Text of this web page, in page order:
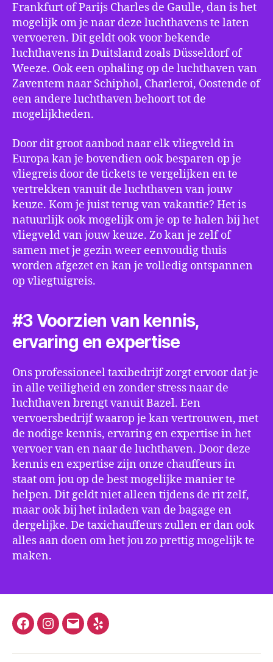
Frankfurt of Parijs Charles de Gaulle, dan is het
mogelijk om je naar deze luchthavens te laten
vervoeren. Dit geldt ook voor bekende
luchthavens in Duitsland zoals Düsseldorf of
Weeze. Ook een ophaling op de luchthaven van
Zaventem naar Schiphol, Charleroi, Oostende of
een andere luchthaven behoort tot de
mogelijkheden.
Door dit groot aanbod naar elk vliegveld in
Europa kan je bovendien ook besparen op je
vliegreis door de tickets te vergelijken en te
vertrekken vanuit de luchthaven van jouw
keuze. Kom je juist terug van vakantie? Het is
natuurlijk ook mogelijk om je op te halen bij het
vliegveld van jouw keuze. Zo kan je zelf of
samen met je gezin weer eenvoudig thuis
worden afgezet en kan je volledig ontspannen
op vliegtuigreis.
#3 Voorzien van kennis,
ervaring en expertise
Ons professioneel taxibedrijf zorgt ervoor dat je
in alle veiligheid en zonder stress naar de
luchthaven brengt vanuit Bazel. Een
vervoersbedrijf waarop je kan vertrouwen, met
de nodige kennis, ervaring en expertise in het
vervoer van en naar de luchthaven. Door deze
kennis en expertise zijn onze chauffeurs in
staat om jou op de best mogelijke manier te
helpen. Dit geldt niet alleen tijdens de rit zelf,
maar ook bij het inladen van de bagage en
dergelijke. De taxichauffeurs zullen er dan ook
alles aan doen om het jou zo prettig mogelijk te
maken.
FacebookInstagram
E-
Yelp